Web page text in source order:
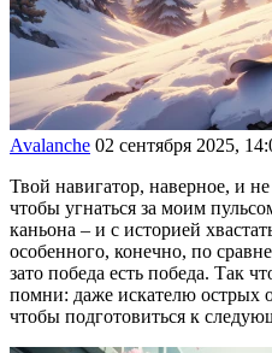
Avalanche 02 сентября 2025,
Твой навигатор, наверное, и
чтобы угнаться за моим
каньона – и с историей
особенного, конечно, по
зато победа есть победа. Так
помни: даже искателю
чтобы подготовиться к